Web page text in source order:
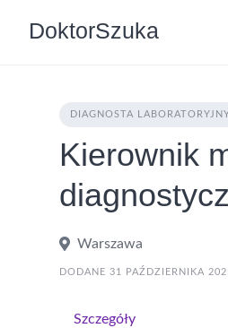
DoktorSzuka
DIAGNOSTA
Kierownik
Warszawa
DODANE 31 PAŹDZIERNIKA
Szczegóły